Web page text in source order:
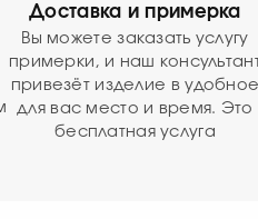
Доставка и примерка
Вы можете заказать услугу
примерки, и наш
привезёт изделие в удобное
для вас место и время. Это
бесплатная услуга